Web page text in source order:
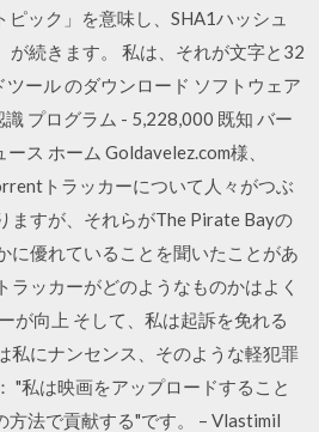
ック」を意味し、SHA1ハッシュ
が続きます。 私は、それが文字と32
ール のダウンロード ソフトウェア
プログラム - 5,228,000 既知 バー
ス ホーム Goldavelez.com様、
トラッカーについて人々がつぶ
ますが、それらがThe Pirate Bayの
に優れていることを聞いたことがあ
ラッカーがどのようなものかはよく
が向上 そして、私は起訴を免れる
私にナンセンス、そのような軽犯罪
"私は映画をアップロードすること
方法で貢献する"です。 – Vlastimil